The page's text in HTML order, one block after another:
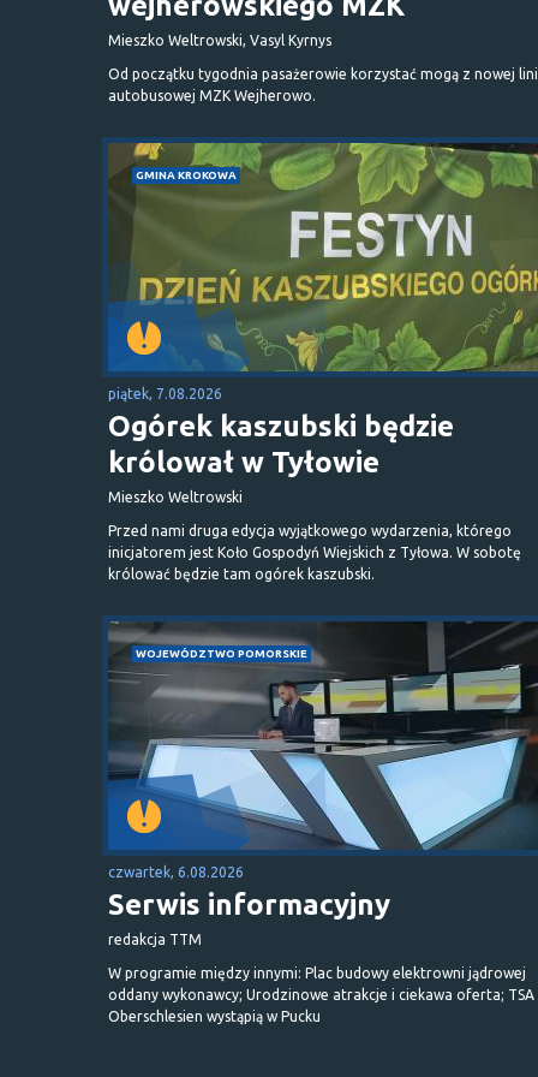
Mieszko Weltrowski, Vasyl Kyrnys
Od początku tygodnia pasażerowie korzystać mogą z nowej
autobusowej MZK Wejherowo.
GMINA KROKOWA
piątek, 7.08.2026
Ogórek kaszubski będzie
królował w Tyłowie
Mieszko Weltrowski
Przed nami druga edycja wyjątkowego wydarzenia, którego
inicjatorem jest Koło Gospodyń Wiejskich z Tyłowa. W sobotę
królować będzie tam ogórek kaszubski.
WOJEWÓDZTWO POMORSKIE
czwartek, 6.08.2026
Serwis informacyjny
redakcja TTM
W programie między innymi: Plac budowy elektrowni jądrowej
oddany wykonawcy; Urodzinowe atrakcje i ciekawa oferta; TSA
Oberschlesien wystąpią w Pucku